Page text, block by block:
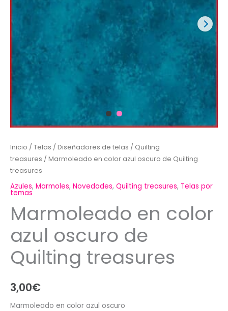
Inicio / Telas / Diseñadores de telas / Quilting
treasures / Marmoleado en color azul oscuro de Quilting
treasures
Azules, Marmoles, Novedades, Quilting treasures, Telas por
temas
Marmoleado en color
azul oscuro de
Quilting treasures
3,00€
Marmoleado en color azul oscuro